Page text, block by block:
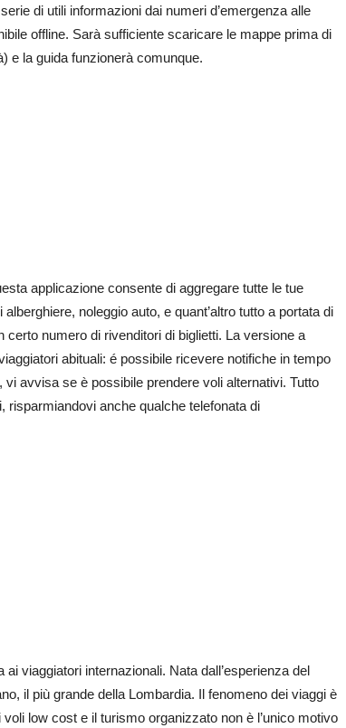
di utili informazioni dai numeri d’emergenza alle
offline. Sarà sufficiente scaricare le mappe prima di
e la guida funzionerà comunque.
applicazione consente di aggregare tutte le tue
noleggio auto, e quant’altro tutto a portata di
numero di rivenditori di biglietti. La versione a
abituali: é possibile ricevere notifiche in tempo
avvisa se è possibile prendere voli alternativi. Tutto
anche qualche telefonata di
viaggiatori internazionali. Nata dall’esperienza del
il più grande della Lombardia. Il fenomeno dei viaggi è
low cost e il turismo organizzato non è l’unico motivo